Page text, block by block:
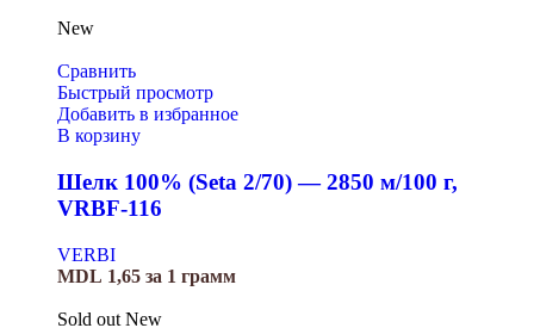
New
Сравнить
Быстрый просмотр
Добавить в избранное
В корзину
Шелк 100% (Seta 2/70) — 2850 м/100 г,
VRBF-116
VERBI
MDL 1,65 за 1 грамм
Sold out New